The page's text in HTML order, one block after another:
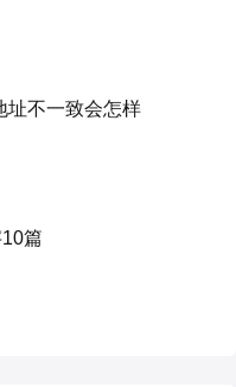
址不一致会怎样
篇